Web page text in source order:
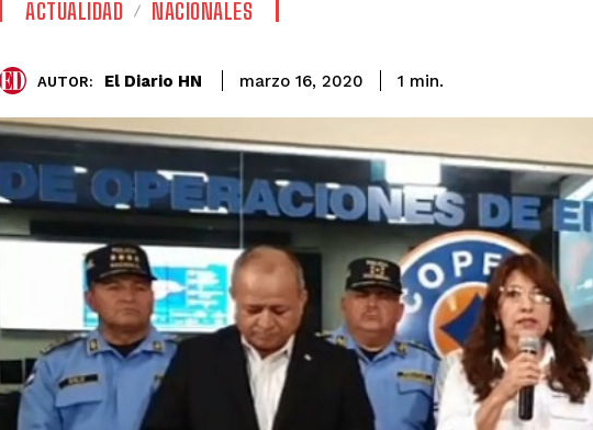
ACTUALIDAD NACIONALES
AUTOR: El Diario HN marzo 16, 2020 1 min.